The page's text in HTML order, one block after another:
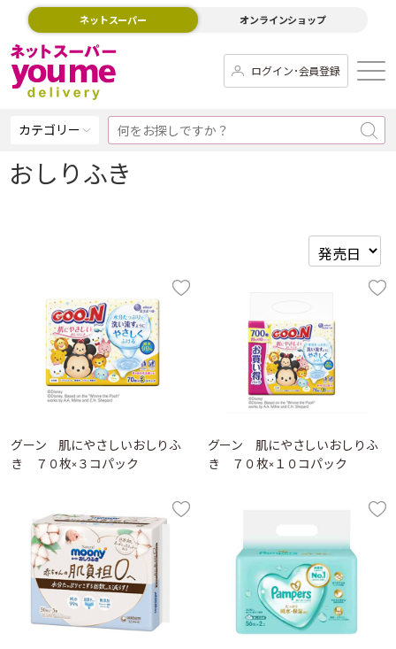
ネットスーパー オンラインショップ
ログイン･会員登録
カテゴリー
おしりふき
グーン 肌にやさしいおしりふ
き ７０枚×３コパック
グーン 肌にやさしいおしりふ
き ７０枚×１０コパック